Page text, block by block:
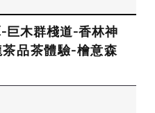
巨木群棧道-香林神
品茶體驗-檜意森